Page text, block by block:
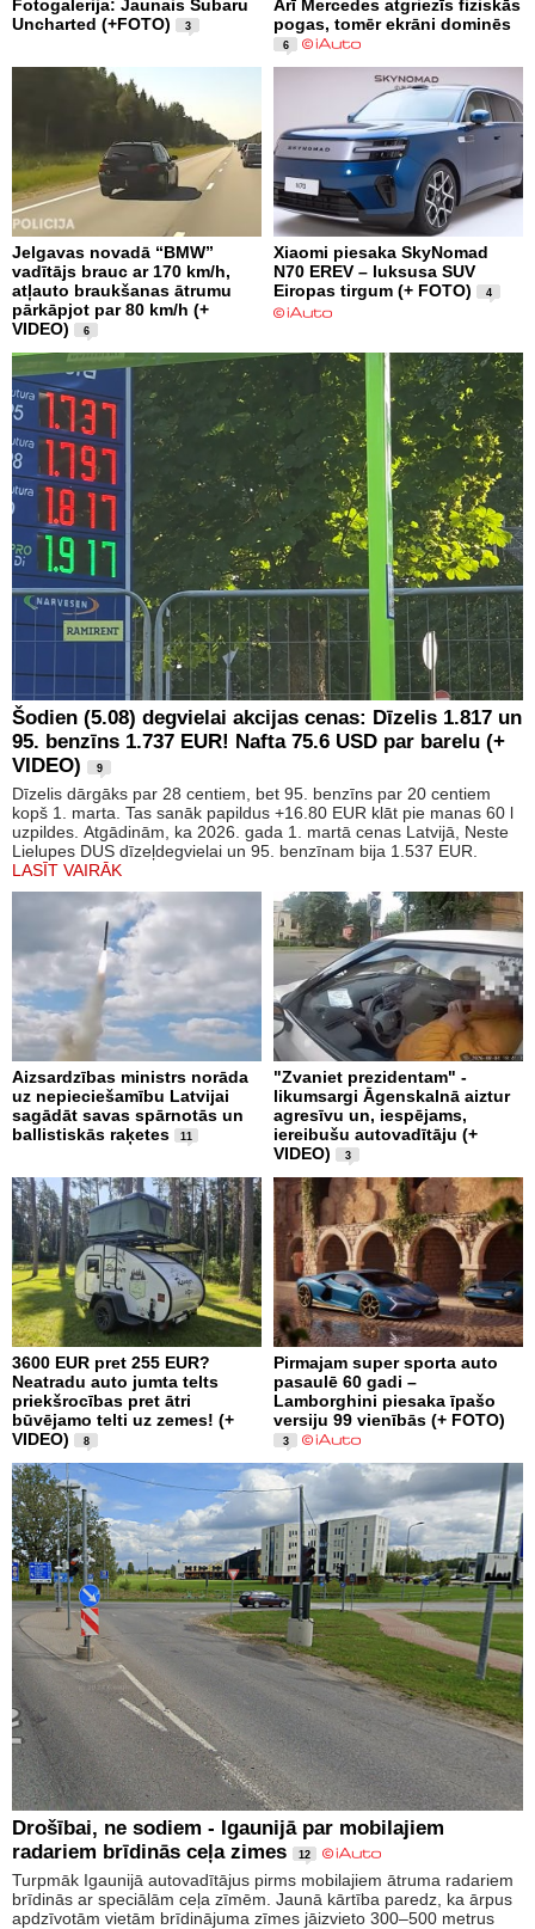
Fotogalerija: Jaunais Subaru
Uncharted (+FOTO)
3
Arī Mercedes atgriezīs fiziskās
pogas, tomēr ekrāni dominēs
6
Jelgavas novadā “BMW”
vadītājs brauc ar 170 km/h,
atļauto braukšanas ātrumu
pārkāpjot par 80 km/h (+
VIDEO)
6
Xiaomi piesaka SkyNomad
N70 EREV – luksusa SUV
Eiropas tirgum (+ FOTO)
4
Šodien (5.08) degvielai akcijas cenas: Dīzelis 1.817 un
95. benzīns 1.737 EUR! Nafta 75.6 USD par barelu (+
VIDEO)
9
Dīzelis dārgāks par 28 centiem, bet 95. benzīns par 20 centiem
kopš 1. marta. Tas sanāk papildus +16.80 EUR klāt pie manas 60 l
uzpildes. Atgādinām, ka 2026. gada 1. martā cenas Latvijā, Neste
Lielupes DUS dīzeļdegvielai un 95. benzīnam bija 1.537 EUR.
LASĪT VAIRĀK
Aizsardzības ministrs norāda
uz nepieciešamību Latvijai
sagādāt savas spārnotās un
ballistiskās raķetes
11
"Zvaniet prezidentam" -
likumsargi Āgenskalnā aiztur
agresīvu un, iespējams,
iereibušu autovadītāju (+
VIDEO)
3
3600 EUR pret 255 EUR?
Neatradu auto jumta telts
priekšrocības pret ātri
būvējamo telti uz zemes! (+
VIDEO)
8
Pirmajam super sporta auto
pasaulē 60 gadi –
Lamborghini piesaka īpašo
versiju 99 vienībās (+ FOTO)
3
Drošībai, ne sodiem - Igaunijā par mobilajiem
radariem brīdinās ceļa zimes
12
Turpmāk Igaunijā autovadītājus pirms mobilajiem ātruma radariem
brīdinās ar speciālām ceļa zīmēm. Jaunā kārtība paredz, ka ārpus
apdzīvotām vietām brīdinājuma zīmes jāizvieto 300–500 metrus